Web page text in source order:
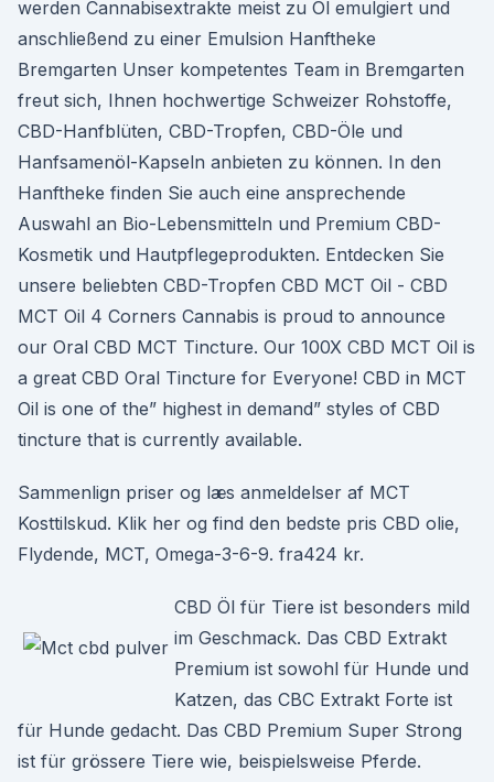
werden Cannabisextrakte meist zu Öl emulgiert und
anschließend zu einer Emulsion Hanftheke
Bremgarten Unser kompetentes Team in Bremgarten
freut sich, Ihnen hochwertige Schweizer Rohstoffe,
CBD-Hanfblüten, CBD-Tropfen, CBD-Öle und
Hanfsamenöl-Kapseln anbieten zu können. In den
Hanftheke finden Sie auch eine ansprechende
Auswahl an Bio-Lebensmitteln und Premium CBD-
Kosmetik und Hautpflegeprodukten. Entdecken Sie
unsere beliebten CBD-Tropfen CBD MCT Oil - CBD
MCT Oil 4 Corners Cannabis is proud to announce
our Oral CBD MCT Tincture. Our 100X CBD MCT Oil is
a great CBD Oral Tincture for Everyone! CBD in MCT
Oil is one of the” highest in demand” styles of CBD
tincture that is currently available.
Sammenlign priser og læs anmeldelser af MCT
Kosttilskud. Klik her og find den bedste pris CBD olie,
Flydende, MCT, Omega-3-6-9. fra424 kr.
CBD Öl für Tiere ist besonders mild
im Geschmack. Das CBD Extrakt
Premium ist sowohl für Hunde und
Katzen, das CBC Extrakt Forte ist
für Hunde gedacht. Das CBD Premium Super Strong
ist für grössere Tiere wie, beispielsweise Pferde.